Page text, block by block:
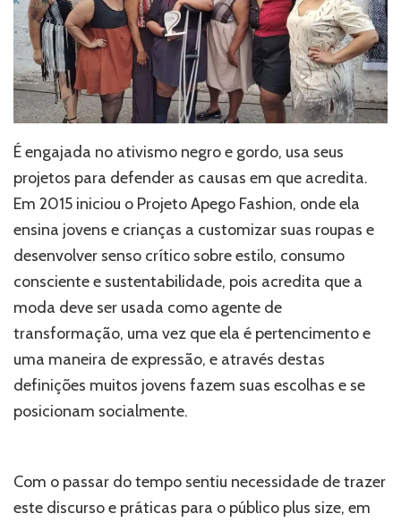
É engajada no ativismo negro e gordo, usa seus
projetos para defender as causas em que acredita.
Em 2015 iniciou o Projeto Apego Fashion, onde ela
ensina jovens e crianças a customizar suas roupas e
desenvolver senso crítico sobre estilo, consumo
consciente e sustentabilidade, pois acredita que a
moda deve ser usada como agente de
transformação, uma vez que ela é pertencimento e
uma maneira de expressão, e através destas
definições muitos jovens fazem suas escolhas e se
posicionam socialmente.
Com o passar do tempo sentiu necessidade de trazer
este discurso e práticas para o público plus size, em